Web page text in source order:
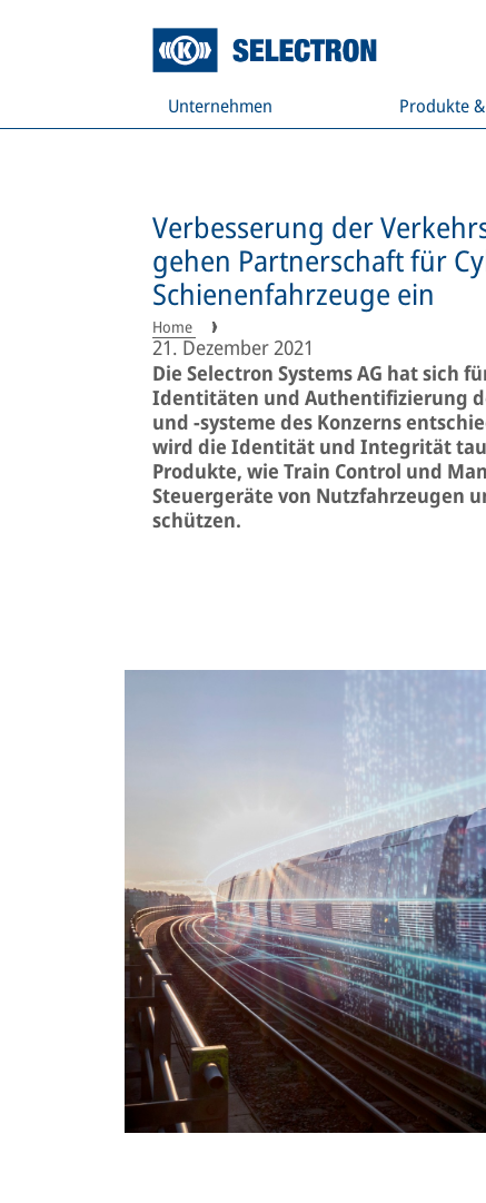
Unternehmen Produkte
Verbesserung der
gehen Partnerschaft für
Schienenfahrzeuge ein
Home
21. Dezember 2021
Die Selectron Systems AG hat sich
Identitäten und Authentifizierung
und -systeme des Konzerns
wird die Identität und Integrität
Produkte, wie Train Control und
Steuergeräte von Nutzfahrzeugen
schützen.